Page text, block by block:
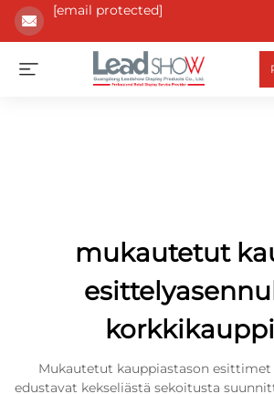
[email protected]
mukautetut
Mukautetut kauppiastason esittimet
edustavat kekseliästä sekoitusta